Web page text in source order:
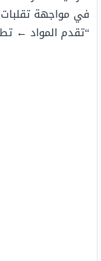
في مواجهة
“تقدم المواد ←